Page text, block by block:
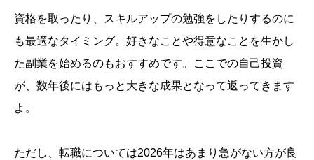
資格を取ったり、スキルアップの勉強をしたりするのに
も最適なタイミング。好きなことや得意なことを生かし
た副業を始めるのもおすすめです。ここでの自己投資
が、数年後にはもっと大きな成果となって返ってきます
よ。
ただし、転職については2026年はあまり急がない方が良